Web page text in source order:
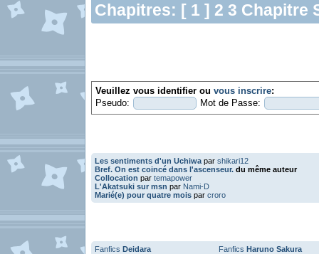
Chapitres: [ 1 ] 2 3 Chapitre
Veuillez vous identifier ou vous inscrire:
Pseudo:
Mot de Passe:
Les sentiments d'un Uchiwa par shikari12
Bref. On est coincé dans l'ascenseur. du même auteur
Collocation par temapower
L'Akatsuki sur msn par Nami-D
Marié(e) pour quatre mois par croro
Fanfics Deidara Fanfics Haruno Sakura